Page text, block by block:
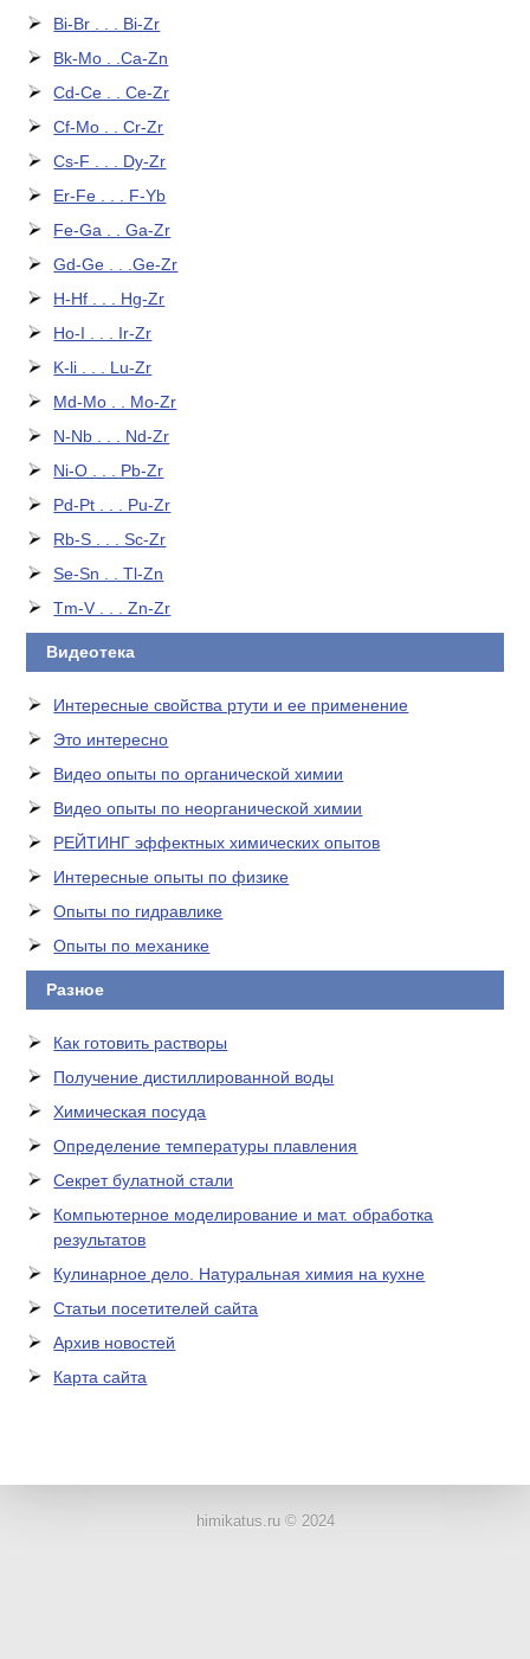
Bi-Br . . . Bi-Zr
Bk-Mo . .Ca-Zn
Cd-Ce . . Ce-Zr
Cf-Mo . . Cr-Zr
Cs-F . . . Dy-Zr
Er-Fe . . . F-Yb
Fe-Ga . . Ga-Zr
Gd-Ge . . .Ge-Zr
H-Hf . . . Hg-Zr
Ho-I . . . Ir-Zr
K-li . . . Lu-Zr
Md-Mo . . Mo-Zr
N-Nb . . . Nd-Zr
Ni-O . . . Pb-Zr
Pd-Pt . . . Pu-Zr
Rb-S . . . Sc-Zr
Se-Sn . . Tl-Zn
Tm-V . . . Zn-Zr
Видеотека
Интересные свойства ртути и ее применение
Это интересно
Видео опыты по органической химии
Видео опыты по неорганической химии
РЕЙТИНГ эффектных химических опытов
Интересные опыты по физике
Опыты по гидравлике
Опыты по механике
Разное
Как готовить растворы
Получение дистиллированной воды
Химическая посуда
Определение температуры плавления
Секрет булатной стали
Компьютерное моделирование и мат. обработка
результатов
Кулинарное дело. Натуральная химия на кухне
Статьи посетителей сайта
Архив новостей
Карта сайта
himikatus.ru © 2024